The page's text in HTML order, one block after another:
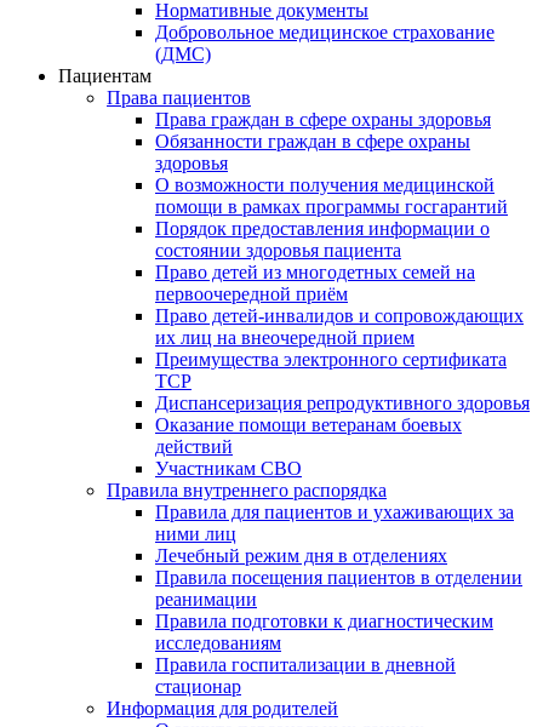
Нормативные документы
Добровольное медицинское страхование
(ДМС)
Пациентам
Права пациентов
Права граждан в сфере охраны здоровья
Обязанности граждан в сфере охраны
здоровья
О возможности получения медицинской
помощи в рамках программы госгарантий
Порядок предоставления информации о
состоянии здоровья пациента
Право детей из многодетных семей на
первоочередной приём
Право детей-инвалидов и сопровождающих
их лиц на внеочередной прием
Преимущества электронного сертификата
ТСР
Диспансеризация репродуктивного здоровья
Оказание помощи ветеранам боевых
действий
Участникам СВО
Правила внутреннего распорядка
Правила для пациентов и ухаживающих за
ними лиц
Лечебный режим дня в отделениях
Правила посещения пациентов в отделении
реанимации
Правила подготовки к диагностическим
исследованиям
Правила госпитализации в дневной
стационар
Информация для родителей